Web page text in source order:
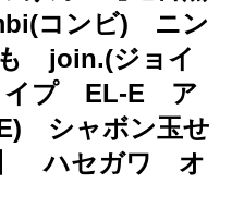
コンビ) ニン
join.(ジョイ
イプ EL-E ア
シャボン玉せ
ハセガワ オ